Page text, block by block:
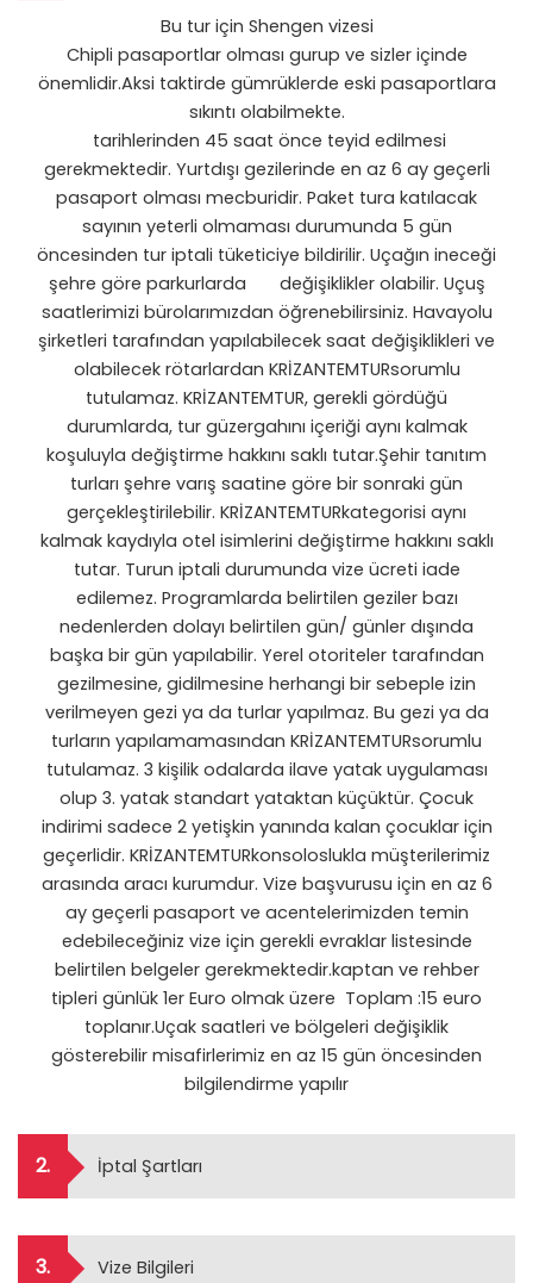
Bu tur için Shengen vizesi
Chipli pasaportlar olması gurup ve sizler içinde
önemlidir.Aksi taktirde gümrüklerde eski pasaportlara
sıkıntı olabilmekte.
tarihlerinden 45 saat önce teyid edilmesi
gerekmektedir. Yurtdışı gezilerinde en az 6 ay geçerli
pasaport olması mecburidir. Paket tura katılacak
sayının yeterli olmaması durumunda 5 gün
öncesinden tur iptali tüketiciye bildirilir. Uçağın ineceği
şehre göre parkurlarda değişiklikler olabilir. Uçuş
saatlerimizi bürolarımızdan öğrenebilirsiniz. Havayolu
şirketleri tarafından yapılabilecek saat değişiklikleri ve
olabilecek rötarlardan KRİZANTEMTURsorumlu
tutulamaz. KRİZANTEMTUR, gerekli gördüğü
durumlarda, tur güzergahını içeriği aynı kalmak
koşuluyla değiştirme hakkını saklı tutar.Şehir tanıtım
turları şehre varış saatine göre bir sonraki gün
gerçekleştirilebilir. KRİZANTEMTURkategorisi aynı
kalmak kaydıyla otel isimlerini değiştirme hakkını saklı
tutar. Turun iptali durumunda vize ücreti iade
edilemez. Programlarda belirtilen geziler bazı
nedenlerden dolayı belirtilen gün/ günler dışında
başka bir gün yapılabilir. Yerel otoriteler tarafından
gezilmesine, gidilmesine herhangi bir sebeple izin
verilmeyen gezi ya da turlar yapılmaz. Bu gezi ya da
turların yapılamamasından KRİZANTEMTURsorumlu
tutulamaz. 3 kişilik odalarda ilave yatak uygulaması
olup 3. yatak standart yataktan küçüktür. Çocuk
indirimi sadece 2 yetişkin yanında kalan çocuklar için
geçerlidir. KRİZANTEMTURkonsoloslukla müşterilerimiz
arasında aracı kurumdur. Vize başvurusu için en az 6
ay geçerli pasaport ve acentelerimizden temin
edebileceğiniz vize için gerekli evraklar listesinde
belirtilen belgeler gerekmektedir.kaptan ve rehber
tipleri günlük 1er Euro olmak üzere Toplam :15 euro
toplanır.Uçak saatleri ve bölgeleri değişiklik
gösterebilir misafirlerimiz en az 15 gün öncesinden
bilgilendirme yapılır
2. İptal Şartları
3. Vize Bilgileri